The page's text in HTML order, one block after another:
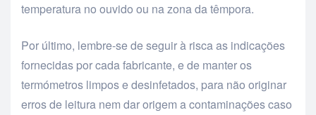
temperatura no ouvido ou na zona da têmpora.
Por último, lembre-se de seguir à risca as indicações
fornecidas por cada fabricante, e de manter os
termómetros limpos e desinfetados, para não originar
erros de leitura nem dar origem a contaminações caso